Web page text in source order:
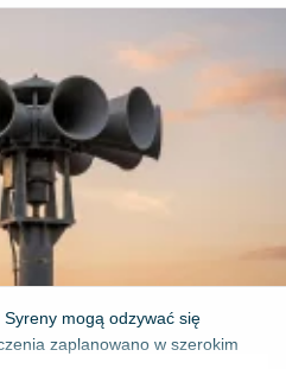
mogą odzywać się
zaplanowano w szerokim